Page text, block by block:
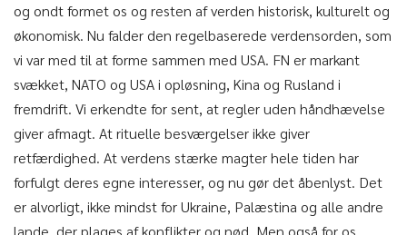
og ondt formet os og resten af verden historisk, kulturelt og
økonomisk. Nu falder den regelbaserede verdensorden, som
vi var med til at forme sammen med USA. FN er markant
svækket, NATO og USA i opløsning, Kina og Rusland i
fremdrift. Vi erkendte for sent, at regler uden håndhævelse
giver afmagt. At rituelle besværgelser ikke giver
retfærdighed. At verdens stærke magter hele tiden har
forfulgt deres egne interesser, og nu gør det åbenlyst. Det
er alvorligt, ikke mindst for Ukraine, Palæstina og alle andre
lande, der plages af konflikter og nød. Men også for os.